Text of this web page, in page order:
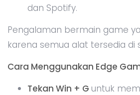
dan Spotify.
Pengalaman bermain game
karena semua alat tersedia di
Cara Menggunakan Edge
Tekan Win + G untuk